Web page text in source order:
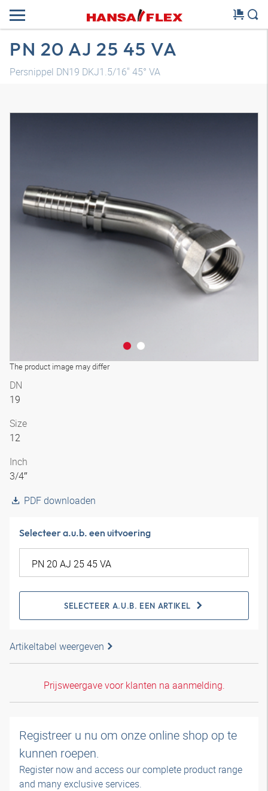
PN 20 AJ 25 45 VA
Persnippel DN19 DKJ1.5/16" 45° VA
The product image may differ
DN
19
Size
12
Inch
3/4″
PDF downloaden
Selecteer a.u.b. een uitvoering
SELECTEER A.U.B. EEN ARTIKEL
Artikeltabel weergeven
Prijsweergave voor klanten na aanmelding.
Registreer u nu om onze online shop op te
kunnen roepen.
Register now and access our complete product range
and many exclusive services.